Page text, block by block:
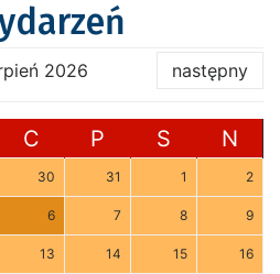
2026 następny
C P S N
30 31 1 2
6 7 8 9
13 14 15 16